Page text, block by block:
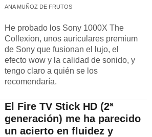
ANA MUÑOZ DE FRUTOS
He probado los Sony 1000X The
Collexion, unos auriculares premium
de Sony que fusionan el lujo, el
efecto wow y la calidad de sonido, y
tengo claro a quién se los
recomendaría.
El Fire TV Stick HD (2ª
generación) me ha parecido
un acierto en fluidez y